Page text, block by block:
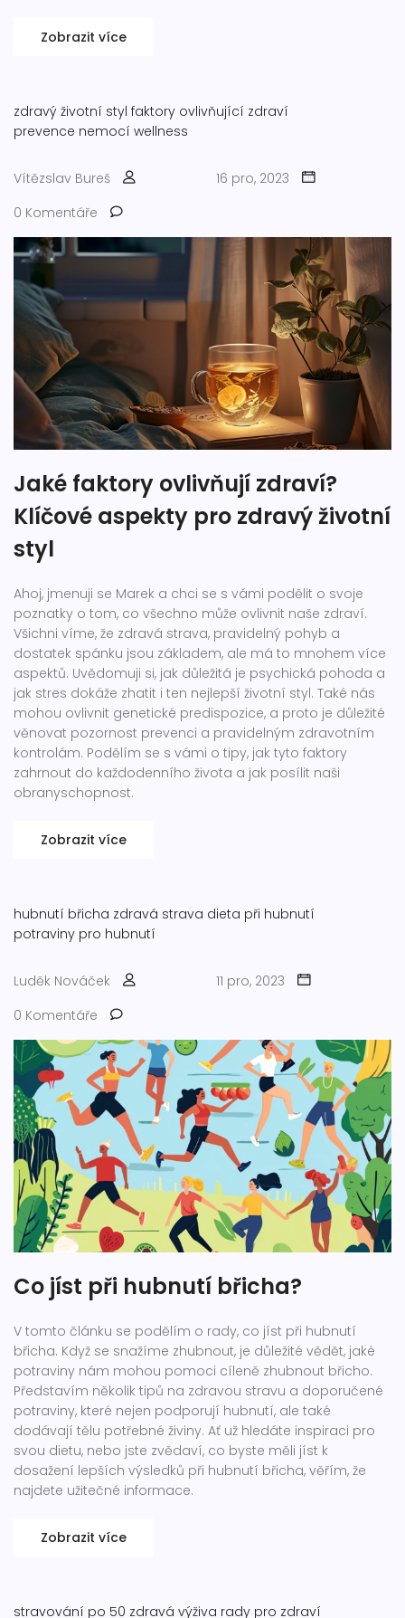
Zobrazit více
zdravý životní styl faktory ovlivňující zdraví
prevence nemocí wellness
Vítězslav Bureš
16 pro, 2023
0 Komentáře
Jaké faktory ovlivňují zdraví?
Klíčové aspekty pro zdravý životní
styl
Ahoj, jmenuji se Marek a chci se s vámi podělit o svoje
poznatky o tom, co všechno může ovlivnit naše zdraví.
Všichni víme, že zdravá strava, pravidelný pohyb a
dostatek spánku jsou základem, ale má to mnohem více
aspektů. Uvědomuji si, jak důležitá je psychická pohoda a
jak stres dokáže zhatit i ten nejlepší životní styl. Také nás
mohou ovlivnit genetické predispozice, a proto je důležité
věnovat pozornost prevenci a pravidelným zdravotním
kontrolám. Podělím se s vámi o tipy, jak tyto faktory
zahrnout do každodenního života a jak posílit naši
obranyschopnost.
Zobrazit více
hubnutí břicha zdravá strava dieta při hubnutí
potraviny pro hubnutí
Luděk Nováček
11 pro, 2023
0 Komentáře
Co jíst při hubnutí břicha?
V tomto článku se podělím o rady, co jíst při hubnutí
břicha. Když se snažíme zhubnout, je důležité vědět, jaké
potraviny nám mohou pomoci cíleně zhubnout břicho.
Představím několik tipů na zdravou stravu a doporučené
potraviny, které nejen podporují hubnutí, ale také
dodávají tělu potřebné živiny. Ať už hledáte inspiraci pro
svou dietu, nebo jste zvědaví, co byste měli jíst k
dosažení lepších výsledků při hubnutí břicha, věřím, že
najdete užitečné informace.
Zobrazit více
stravování po 50 zdravá výživa rady pro zdraví